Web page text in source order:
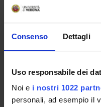
Consenso Dettagli
Uso responsabile dei
Noi e i nostri 1022
personali, ad esempio il
Periodo
2 SEMESTRE
Docenti
Orario Lezioni